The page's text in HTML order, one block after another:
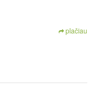
plačiau